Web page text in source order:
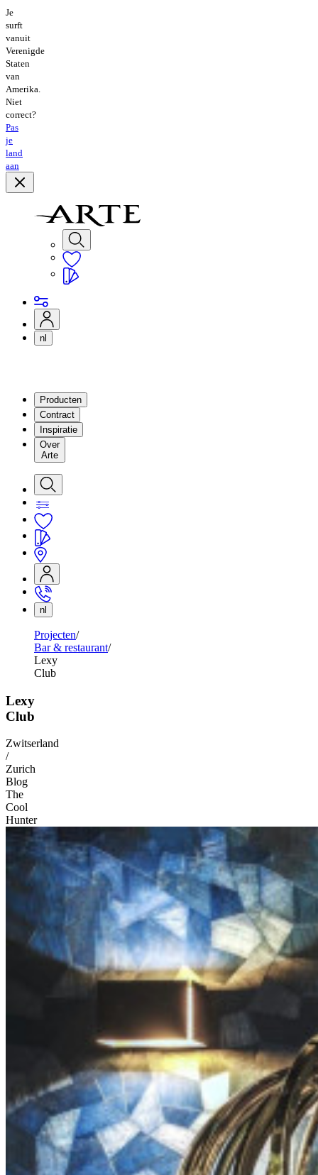
Je
surft
vanuit
Verenigde
Staten
van
Amerika.
Niet
correct?
Pas
je
land
aan
nl
Producten
Contract
Inspiratie
Over
Arte
nl
Projecten
Bar & restaurant
Lexy
Club
Lexy
Club
Zwitserland
/
Zurich
Blog
The
Cool
Hunter